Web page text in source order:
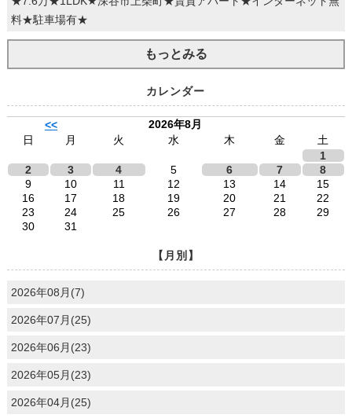
料★駐車場有★
もっとみる
カレンダー
<<
2026年8月
日
月 火 水 木 金
土
1
2
3 4 5 6 7
8
9
10 11 12 13 14
15
16
17 18 19 20 21
22
23
24 25 26 27 28
29
30
31
【月別】
2026年08月(7)
2026年07月(25)
2026年06月(23)
2026年05月(23)
2026年04月(25)